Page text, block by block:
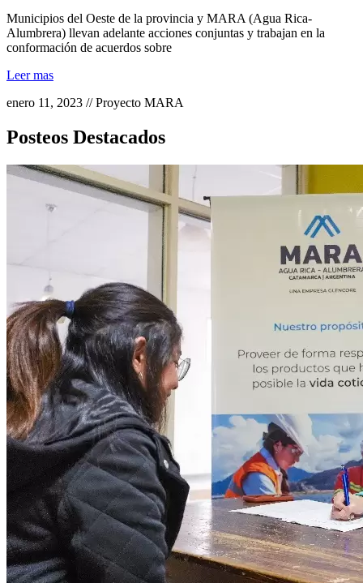
Municipios del Oeste de la provincia y MARA (Agua Rica-
Alumbrera) llevan adelante acciones conjuntas y trabajan en la
conformación de acuerdos sobre
Leer mas
enero 11, 2023 // Proyecto MARA
Posteos Destacados